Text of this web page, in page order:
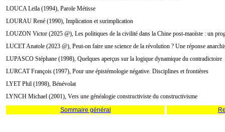
LOUCA Leïla (1994), Parole Métisse
LOURAU René (1990), Implication et surimplication
LOUZON Victor (2025 @), Les politiques de la civilité dans la Chine post-maoïste : un
LUCET Anatole (2023 @), Peut-on faire une science de la révolution ? Une réponse
LUPASCO Stéphane (1998), Quelques aperçus sur la logique dynamique du contradictoire
LURCAT François (1997), Pour une épistémologie négative. Disciplines et frontières
LYET Phil (1998), Bénévolat
LYNCH Michael (2001), Vers une généalogie constructiviste du constructivisme
Sommaire général